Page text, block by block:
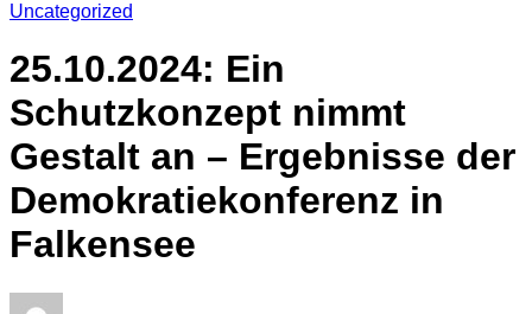
Uncategorized
25.10.2024: Ein
Schutzkonzept nimmt
Gestalt an – Ergebnisse der
Demokratiekonferenz in
Falkensee